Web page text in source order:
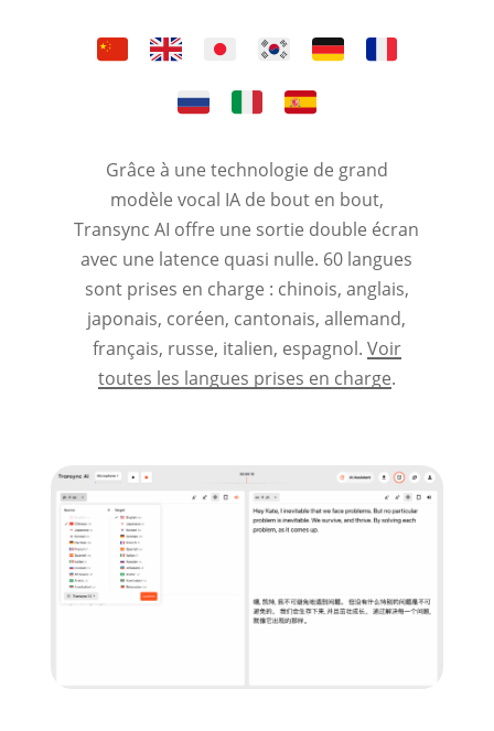
Grâce à une technologie de grand
modèle vocal IA de bout en bout,
Transync AI offre une sortie double écran
avec une latence quasi nulle. 60 langues
sont prises en charge : chinois, anglais,
japonais, coréen, cantonais, allemand,
français, russe, italien, espagnol. Voir
toutes les langues prises en charge.